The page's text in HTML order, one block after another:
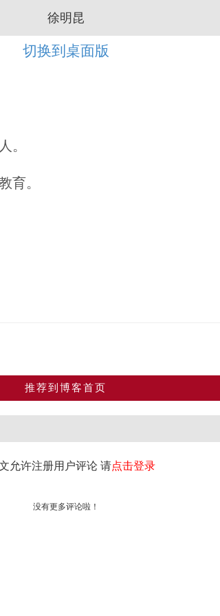
徐明昆
切换到桌面版
。
育。
推荐到博客首页
允许注册用户评论 请点击登录
没有更多评论啦！